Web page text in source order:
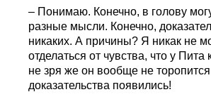
– Понимаю. Конечно, в голову
разные мысли. Конечно,
никаких. А причины? Я никак не
отделаться от чувства, что у Пита
не зря же он вообще не
доказательства появились!